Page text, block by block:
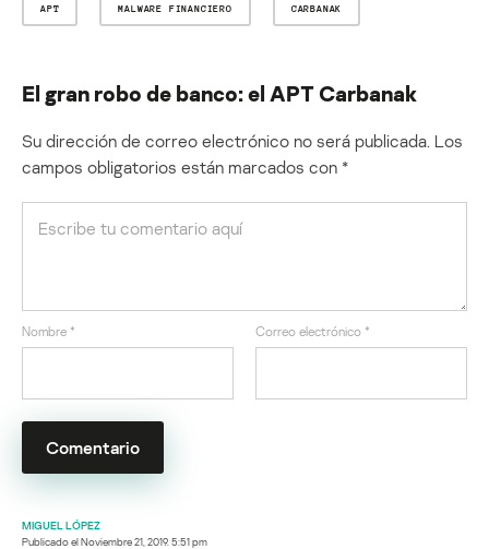
APT MALWARE FINANCIERO CARBANAK
El gran robo de banco: el APT Carbanak
Su dirección de correo electrónico no será publicada. Los
campos obligatorios están marcados con *
Nombre * Correo electrónico *
MIGUEL LÓPEZ
Publicado elNoviembre 21, 2019. 5:51 pm